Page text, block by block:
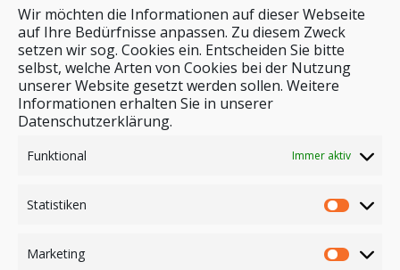
Wir möchten die Informationen auf dieser Webseite
auf Ihre Bedürfnisse anpassen. Zu diesem Zweck
setzen wir sog. Cookies ein. Entscheiden Sie bitte
selbst, welche Arten von Cookies bei der Nutzung
unserer Website gesetzt werden sollen. Weitere
Informationen erhalten Sie in unserer
Datenschutzerklärung.
Funktional Immer aktiv
Statistiken
Marketing
Stichwortsuche